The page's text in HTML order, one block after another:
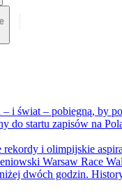
– i świat – pobiegną, by
do startu zapisów na
rekordy i olimpijskie
Warsaw Race
dwóch godzin.